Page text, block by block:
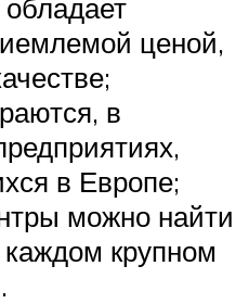
ценой,
в
в Европе;
можно найти
каждом крупном